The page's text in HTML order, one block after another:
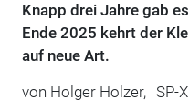
Knapp drei Jahre gab
Ende 2025 kehrt der
auf neue Art.
von Holger Holzer, SP-X